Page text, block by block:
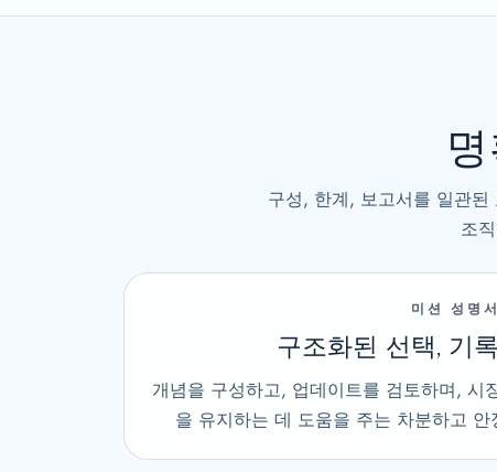
구성, 한계, 보고서를 일관
조
미션 성명서
구조화된 선택, 기
개념을 구성하고, 업데이트를 검토하며, 시
을 유지하는 데 도움을 주는 차분하고